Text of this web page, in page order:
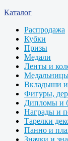
Каталог
Распродажа
Кубки
Призы
Медали
Ленты и
Вкладыши и
Фигуры,
Дипломы и
Награды и
Тарелки
Панно и
Значки и